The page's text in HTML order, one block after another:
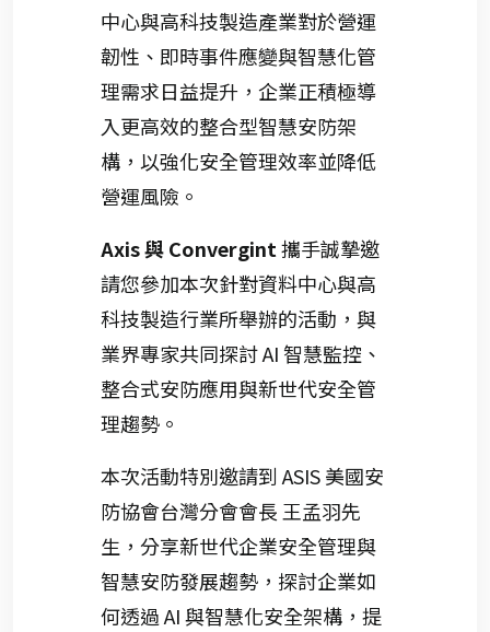
中心與高科技製造產業對於營運
韌性、即時事件應變與智慧化管
理需求日益提升，企業正積極導
入更高效的整合型智慧安防架
構，以強化安全管理效率並降低
營運風險。
Axis 與 Convergint攜手誠摯邀
請您參加本次針對資料中心與高
科技製造行業所舉辦的活動，與
業界專家共同探討 AI 智慧監控、
整合式安防應用與新世代安全管
理趨勢。
本次活動特別邀請到 ASIS 美國安
防協會台灣分會會長 王孟羽先
生，分享新世代企業安全管理與
智慧安防發展趨勢，探討企業如
何透過 AI 與智慧化安全架構，提